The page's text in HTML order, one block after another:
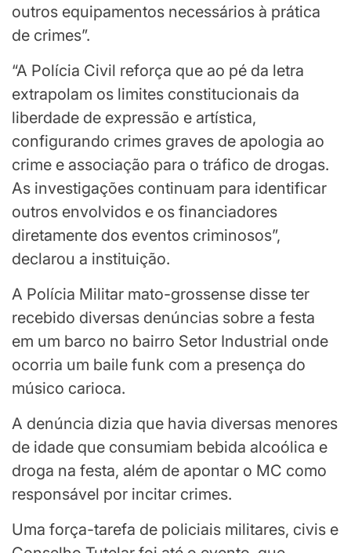
outros equipamentos necessários à prática
de crimes”.
“A Polícia Civil reforça que ao pé da letra
extrapolam os limites constitucionais da
liberdade de expressão e artística,
configurando crimes graves de apologia ao
crime e associação para o tráfico de drogas.
As investigações continuam para identificar
outros envolvidos e os financiadores
diretamente dos eventos criminosos”,
declarou a instituição.
A Polícia Militar mato-grossense disse ter
recebido diversas denúncias sobre a festa
em um barco no bairro Setor Industrial onde
ocorria um baile funk com a presença do
músico carioca.
A denúncia dizia que havia diversas menores
de idade que consumiam bebida alcoólica e
droga na festa, além de apontar o MC como
responsável por incitar crimes.
Uma força-tarefa de policiais militares, civis e